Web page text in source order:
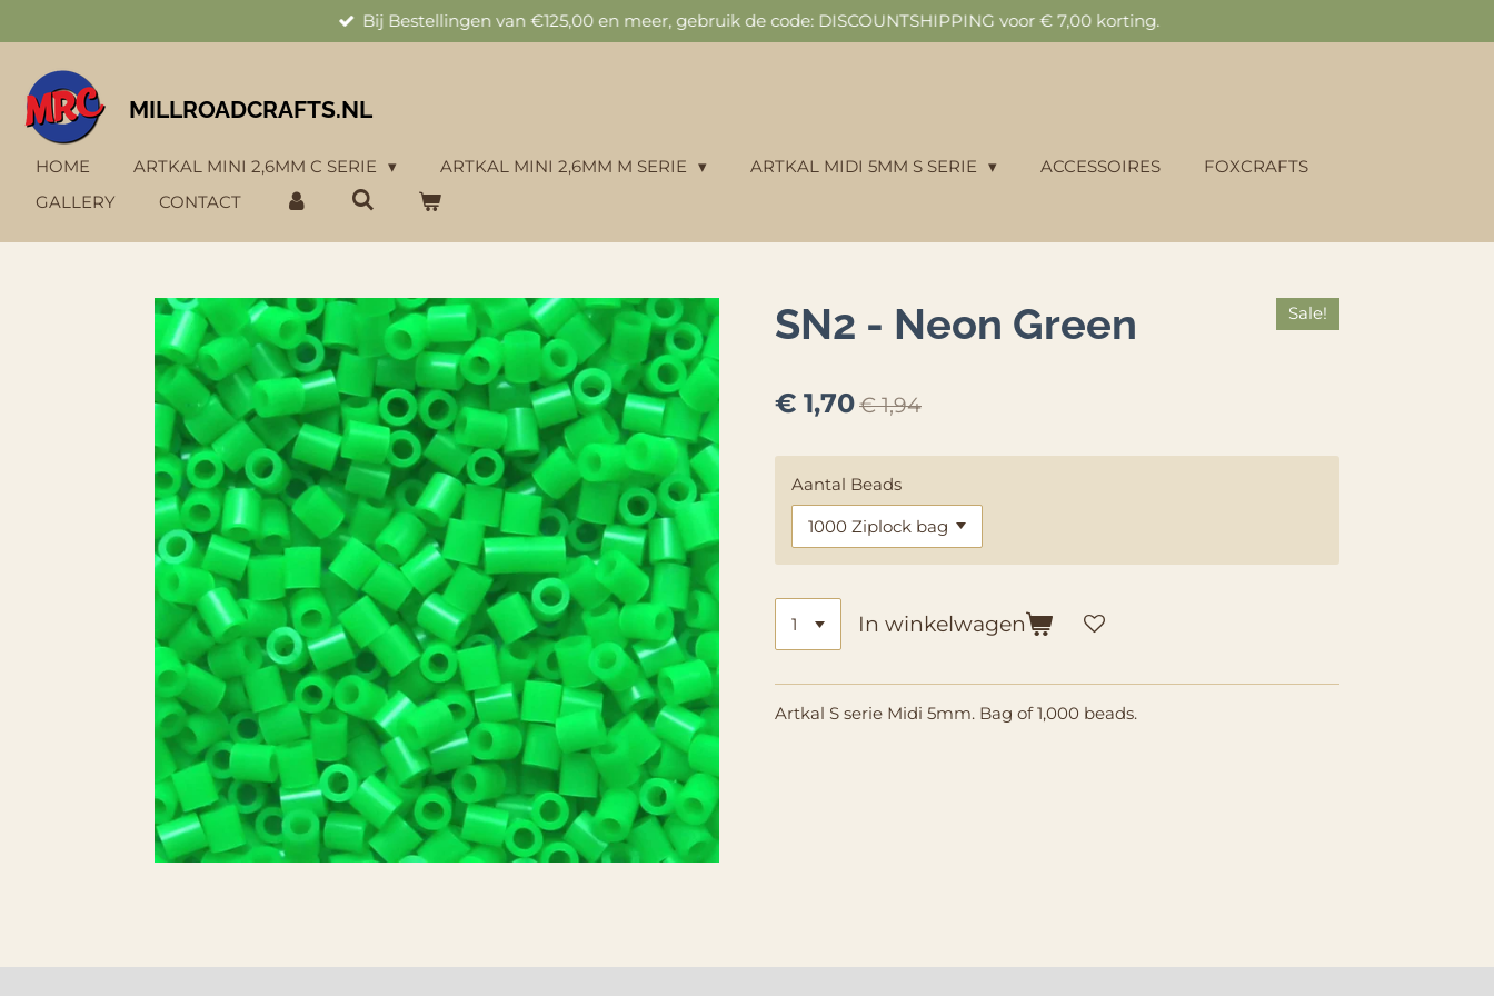
direct
de
hoofdinhoud
Bij Bestellingen van €125,00 en meer, gebruik de code: DISCOUNTSHIPPING voor € 7,00 korting.
MILLROADCRAFTS.NL
HOME ARTKAL MINI 2,6MM C SERIE ARTKAL MINI 2,6MM M SERIE ARTKAL MIDI 5MM S SERIE ACCESSOIRES
FOXCRAFTS
GALLERY
CONTACT
SN2 - Neon Green Sale!
€ 1,70€ 1,94
Aantal Beads
In winkelwagen
Artkal S serie Midi 5mm. Bag of 1,000 beads.